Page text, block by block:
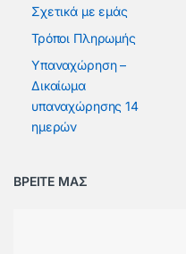
Σχετικά με εμάς
Τρόποι Πληρωμής
Υπαναχώρηση –
Δικαίωμα
υπαναχώρησης 14
ημερών
ΒΡΕΙΤΕ ΜΑΣ